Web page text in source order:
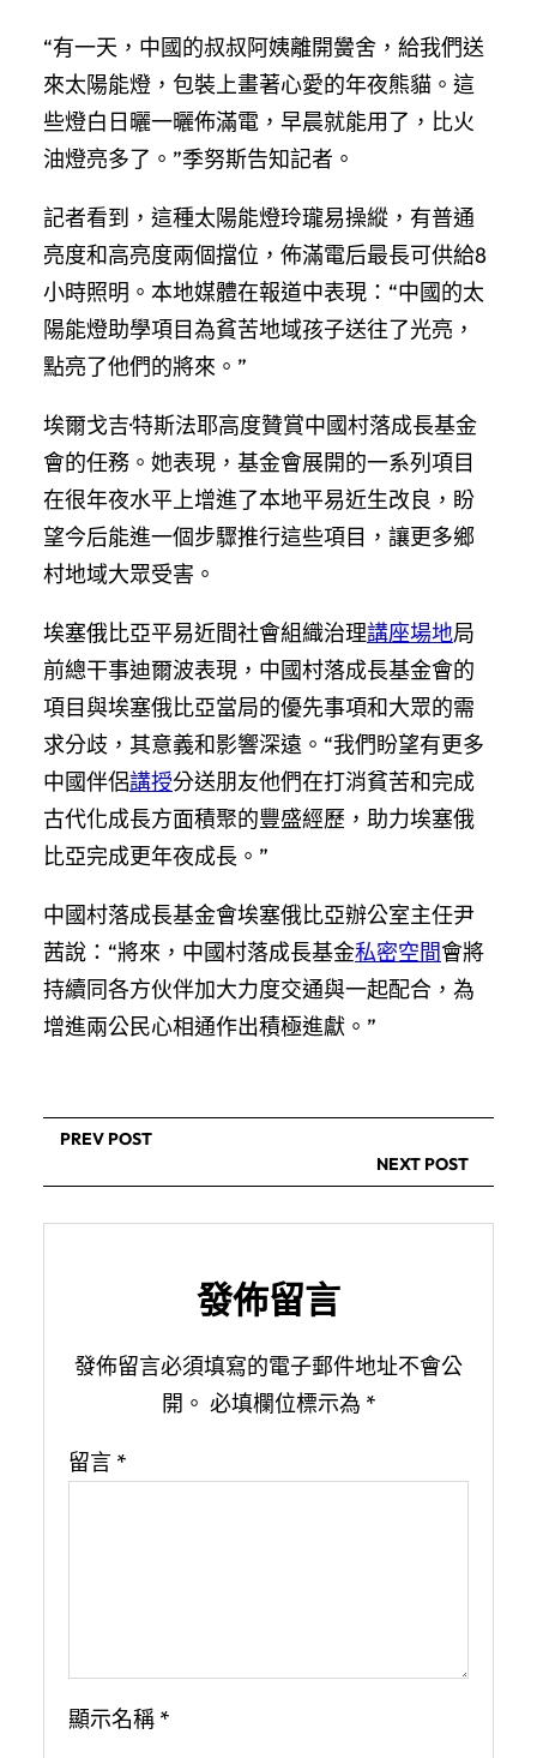
“有一天，中國的叔叔阿姨離開黌舍，給我們送
來太陽能燈，包裝上畫著心愛的年夜熊貓。這
些燈白日曬一曬佈滿電，早晨就能用了，比火
油燈亮多了。”季努斯告知記者。
記者看到，這種太陽能燈玲瓏易操縱，有普通
亮度和高亮度兩個擋位，佈滿電后最長可供給8
小時照明。本地媒體在報道中表現：“中國的太
陽能燈助學項目為貧苦地域孩子送往了光亮，
點亮了他們的將來。”
埃爾戈吉·特斯法耶高度贊賞中國村落成長基金
會的任務。她表現，基金會展開的一系列項目
在很年夜水平上增進了本地平易近生改良，盼
望今后能進一個步驟推行這些項目，讓更多鄉
村地域大眾受害。
埃塞俄比亞平易近間社會組織治理講座場地局
前總干事迪爾波表現，中國村落成長基金會的
項目與埃塞俄比亞當局的優先事項和大眾的需
求分歧，其意義和影響深遠。“我們盼望有更多
中國伴侶講授分送朋友他們在打消貧苦和完成
古代化成長方面積聚的豐盛經歷，助力埃塞俄
比亞完成更年夜成長。”
中國村落成長基金會埃塞俄比亞辦公室主任尹
茜說：“將來，中國村落成長基金私密空間會將
持續同各方伙伴加大力度交通與一起配合，為
增進兩公民心相通作出積極進獻。”
PREV POST
NEXT POST
發佈留言
發佈留言必須填寫的電子郵件地址不會公
開。 必填欄位標示為 *
留言 *
顯示名稱 *